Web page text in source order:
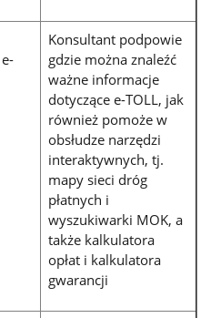
Konsultant podpowie
gdzie można znaleźć
ważne informacje
dotyczące e-TOLL, jak
również pomoże w
obsłudze narzędzi
interaktywnych, tj.
mapy sieci dróg
płatnych i
wyszukiwarki MOK, a
także kalkulatora
opłat i kalkulatora
gwarancji